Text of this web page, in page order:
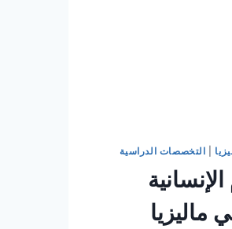
التخصصات الدراسية
ماليزيا